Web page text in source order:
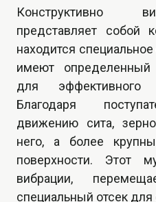
Конструктивно
представляет собой
находится
имеют определенный
для эффективного
Благодаря
движению сита,
него, а более
поверхности. Этот
вибрации,
специальный отсек для